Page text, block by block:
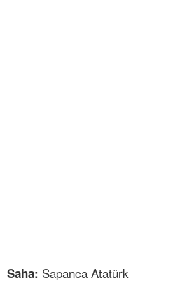
Saha: Sapanca Atatürk